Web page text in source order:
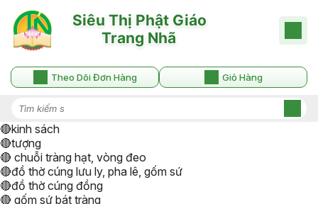
Theo Dõi Đơn Hàng Giỏ Hàng
🔴kinh sách
🔴tượng
🔴 chuỗi tràng hạt, vòng đeo
🔴đồ thờ cúng lưu ly, pha lê, gốm sứ
🔴đồ thờ cúng đồng
🔴 gốm sứ bát tràng